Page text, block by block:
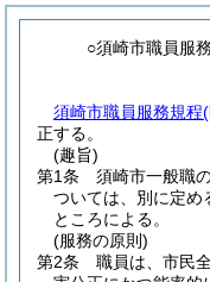
○須崎市職員服
須崎市職員服務規程
正する。
(趣旨)
第1条
須崎市一般職
ついては、別に定め
ところによる。
(服務の原則)
第2条
職員は、市民